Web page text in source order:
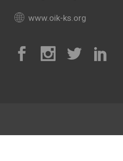
www.oik-ks.org